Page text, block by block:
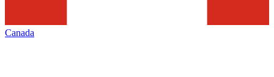
Canada